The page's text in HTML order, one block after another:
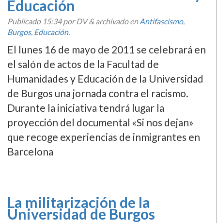
Educación
Publicado 15:34por DV&archivado enAntifascismo,
Burgos, Educación.
El lunes 16 de mayo de 2011 se celebrará en
el salón de actos de la Facultad de
Humanidades y Educación de la Universidad
de Burgos una jornada contra el racismo.
Durante la iniciativa tendrá lugar la
proyección del documental «Si nos dejan»
que recoge experiencias de inmigrantes en
Barcelona
La militarización de la
Universidad de Burgos